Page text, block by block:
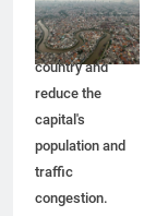
activity
throughout the
country and
reduce the
capital's
population and
traffic
congestion.